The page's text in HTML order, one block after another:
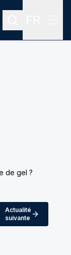
Rechercher
de gel ?
Actualité
suivante